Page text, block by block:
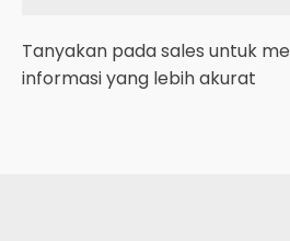
Tanyakan pada sales untuk
informasi yang lebih akurat